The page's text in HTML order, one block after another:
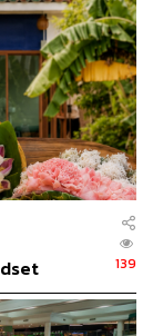
วนรอง
นนิยม (Primary
ต่ร้านเปิด
อนที่มหาสารจะ
139